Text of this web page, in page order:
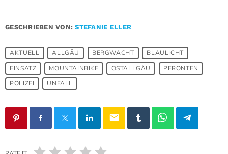
GESCHRIEBEN VON:STEFANIE ELLER
AKTUELL ALLGÄU BERGWACHT
BLAULICHT
EINSATZ
MOUNTAINBIKE OSTALLGÄU
PFRONTEN
POLIZEI
UNFALL
email